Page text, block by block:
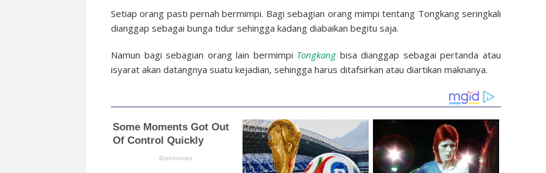
Setiap orang pasti pernah bermimpi. Bagi sebagian orang mimpi tentang Tongkang seringkali
dianggap sebagai bunga tidur sehingga kadang diabaikan begitu saja.
Namun bagi sebagian orang lain bermimpi Tongkangbisa dianggap sebagai pertanda atau
isyarat akan datangnya suatu kejadian, sehingga harus ditafsirkan atau diartikan maknanya.